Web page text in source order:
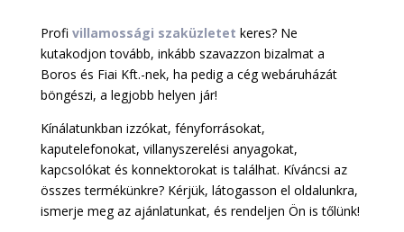
Profi villamossági szaküzletet keres? Ne
kutakodjon tovább, inkább szavazzon bizalmat a
Boros és Fiai Kft.-nek, ha pedig a cég webáruházát
böngészi, a legjobb helyen jár!
Kínálatunkban izzókat, fényforrásokat,
kaputelefonokat, villanyszerelési anyagokat,
kapcsolókat és konnektorokat is találhat. Kíváncsi az
összes termékünkre? Kérjük, látogasson el oldalunkra,
ismerje meg az ajánlatunkat, és rendeljen Ön is tőlünk!